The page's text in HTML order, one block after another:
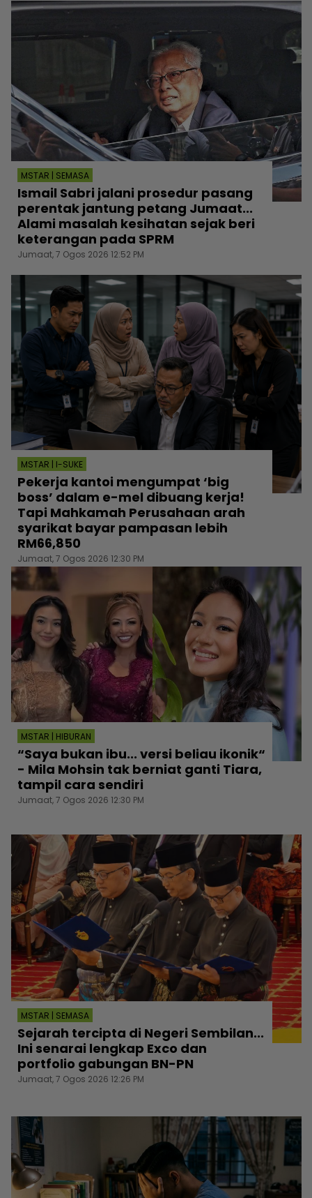
MSTAR | SEMASA
Ismail Sabri jalani prosedur pasang
perentak jantung petang Jumaat...
Alami masalah kesihatan sejak beri
keterangan pada SPRM
Jumaat, 7 Ogos 2026 12:52 PM
MSTAR | I-SUKE
Pekerja kantoi mengumpat ‘big
boss’ dalam e-mel dibuang kerja!
Tapi Mahkamah Perusahaan arah
syarikat bayar pampasan lebih
RM66,850
Jumaat, 7 Ogos 2026 12:30 PM
MSTAR | HIBURAN
“Saya bukan ibu... versi beliau ikonik“
- Mila Mohsin tak berniat ganti Tiara,
tampil cara sendiri
Jumaat, 7 Ogos 2026 12:30 PM
MSTAR | SEMASA
Sejarah tercipta di Negeri Sembilan...
Ini senarai lengkap Exco dan
portfolio gabungan BN-PN
Jumaat, 7 Ogos 2026 12:26 PM